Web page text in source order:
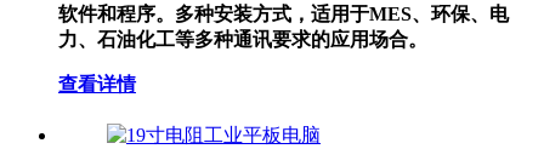
软件和程序。多种安装方式，适用于MES、环保、电
力、石油化工等多种通讯要求的应用场合。
查看详情